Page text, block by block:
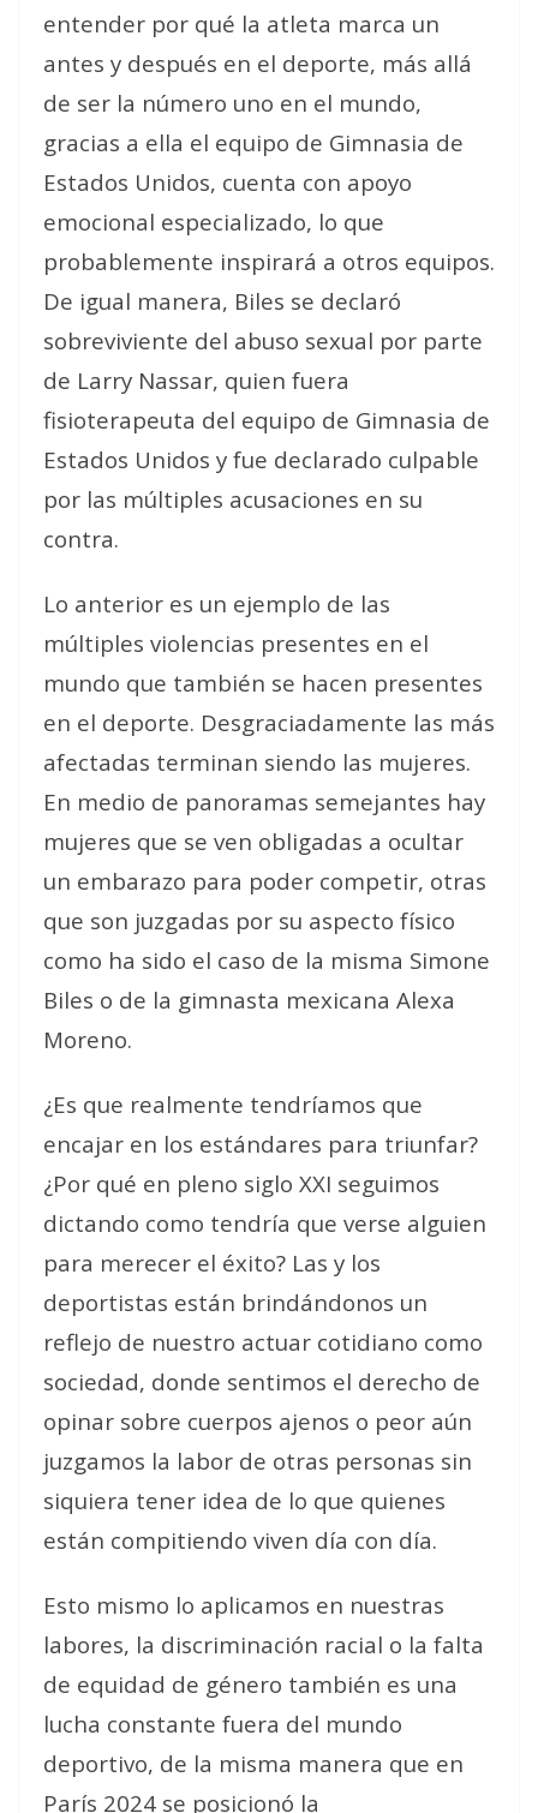
entender por qué la atleta marca un
antes y después en el deporte, más allá
de ser la número uno en el mundo,
gracias a ella el equipo de Gimnasia de
Estados Unidos, cuenta con apoyo
emocional especializado, lo que
probablemente inspirará a otros equipos.
De igual manera, Biles se declaró
sobreviviente del abuso sexual por parte
de Larry Nassar, quien fuera
fisioterapeuta del equipo de Gimnasia de
Estados Unidos y fue declarado culpable
por las múltiples acusaciones en su
contra.
Lo anterior es un ejemplo de las
múltiples violencias presentes en el
mundo que también se hacen presentes
en el deporte. Desgraciadamente las más
afectadas terminan siendo las mujeres.
En medio de panoramas semejantes hay
mujeres que se ven obligadas a ocultar
un embarazo para poder competir, otras
que son juzgadas por su aspecto físico
como ha sido el caso de la misma Simone
Biles o de la gimnasta mexicana Alexa
Moreno.
¿Es que realmente tendríamos que
encajar en los estándares para triunfar?
¿Por qué en pleno siglo XXI seguimos
dictando como tendría que verse alguien
para merecer el éxito? Las y los
deportistas están brindándonos un
reflejo de nuestro actuar cotidiano como
sociedad, donde sentimos el derecho de
opinar sobre cuerpos ajenos o peor aún
juzgamos la labor de otras personas sin
siquiera tener idea de lo que quienes
están compitiendo viven día con día.
Esto mismo lo aplicamos en nuestras
labores, la discriminación racial o la falta
de equidad de género también es una
lucha constante fuera del mundo
deportivo, de la misma manera que en
París 2024 se posicionó la